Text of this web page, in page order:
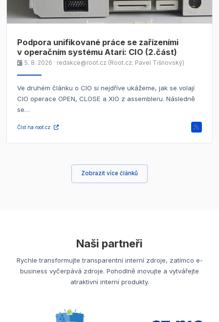
Podpora unifikované práce se zařízeními
v operačním systému Atari: CIO (2.část)
5. 8. 2026 · redakce@root.cz (Root.cz: Pavel Tišnovský)
Ve druhém článku o CIO si nejdříve ukážeme, jak se volají
CIO operace OPEN, CLOSE a XIO z assembleru. Následně
se…
Číst na root.cz
Zobrazit více článků
Naši partneři
Rychle transformujte transparentní interní zdroje, zatímco e-
business vyčerpává zdroje. Pohodlně inovujte a vytvářejte
atraktivní interní produkty.